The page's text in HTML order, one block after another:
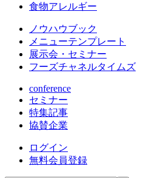
食物アレルギー
ノウハウブック
メニューテンプレート
展示会・セミナー
フーズチャネルタイムズ
conference
セミナー
特集記事
協賛企業
ログイン
無料会員登録